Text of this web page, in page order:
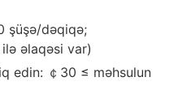
şüşə/dəqiqə;
əlaqəsi var)
edin: ￠30 ≤ məhsulun